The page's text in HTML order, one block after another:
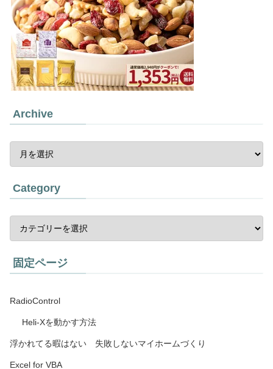
Archive
Category
固定ページ
RadioControl
Heli-Xを動かす方法
浮かれてる暇はない 失敗しないマイホームづくり
Excel for VBA